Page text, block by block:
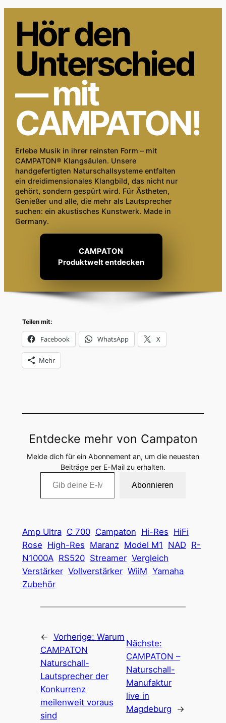
Hör den
Unterschied
— mit
CAMPATON!
Erlebe Musik in ihrer reinsten Form – mit
CAMPATON® Klangsäulen. Unsere
handgefertigten Naturschallsysteme entfalten
ein dreidimensionales Klangbild, das nicht nur
gehört, sondern gespürt wird. Für Ästheten,
Genießer und alle, die mehr als Lautsprecher
suchen: ein akustisches Kunstwerk. Made in
Germany.
CAMPATON
Produktwelt entdecken
Teilen mit:
Facebook WhatsApp X
Mehr
Entdecke mehr von Campaton
Melde dich für ein Abonnement an, um die neuesten
Beiträge per E-Mail zu erhalten.
Gib deine E-Mail-Adresse ein …
Abonnieren
Amp Ultra C 700 Campaton Hi-Res HiFi
Rose High-Res Maranz Model M1 NAD R-
N1000A RS520 Streamer Vergleich
Verstärker Vollverstärker WiiM Yamaha
Zubehör
← Vorherige: Warum
CAMPATON
Naturschall-
Lautsprecher der
Konkurrenz
meilenweit voraus
sind
Nächste:
CAMPATON –
Naturschall-
Manufaktur
live in
Magdeburg
→